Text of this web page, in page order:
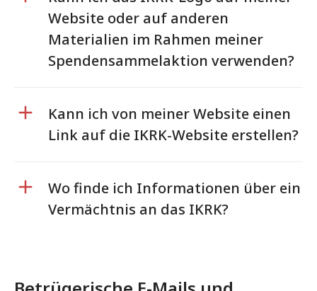
Website oder auf anderen
Materialien im Rahmen meiner
Spendensammelaktion verwenden?
Kann ich von meiner Website einen
Link auf die IKRK-Website erstellen?
Wo finde ich Informationen über ein
Vermächtnis an das IKRK?